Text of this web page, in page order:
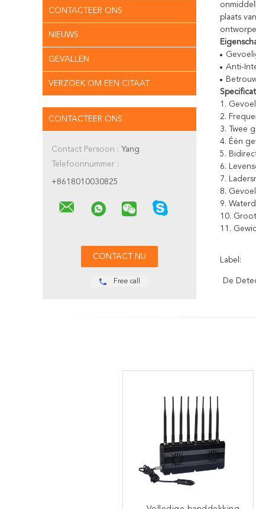
CONTACTEER ONS
NIEUWS
GEVALLEN
VERZOEK OM EEN CITAAT
CONTACTEER ONS
Contact Persoon : Yang
Telefoonnummer :
+8618010030825
Free call
plaats
Anti-
1.
2.
3. Twee
4. Één
5.
6.
7.
8.
9.
10.
11.
Label:
De